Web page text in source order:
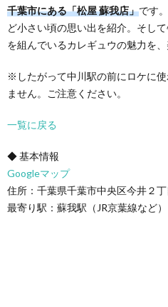
千葉市にある「松屋 蘇我店」です
ど小さい頃の思い出を紹介。そし
を組んでいるカレギュウの魅力を
※したがって中川駅の前にロケに
ません。ご注意ください。
一覧に戻る
◆ 基本情報
Googleマップ
住所：千葉県千葉市中央区今井２丁
最寄り駅：蘇我駅（JR京葉線など）